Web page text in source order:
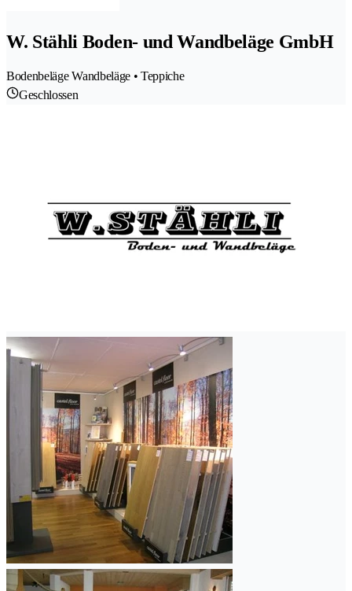
W. Stähli Boden- und Wandbeläge GmbH
Bodenbeläge Wandbeläge • Teppiche
Geschlossen